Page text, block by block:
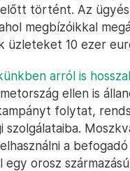
történt. Az
megbízóikkal
üzleteket 10 ezer
arról is
ellen is
folytat,
szolgálataiba.
a
orosz